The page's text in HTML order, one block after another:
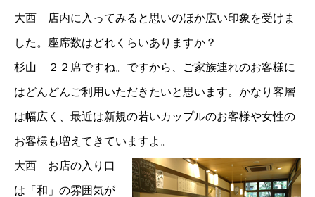
大西 店内に入ってみると思いのほか広い印象を受けま
した。座席数はどれくらいありますか？
杉山 ２２席ですね。ですから、ご家族連れのお客様に
はどんどんご利用いただきたいと思います。かなり客層
は幅広く、最近は新規の若いカップルのお客様や女性の
お客様も増えてきていますよ。
大西 お店の入り口
は「和」の雰囲気が